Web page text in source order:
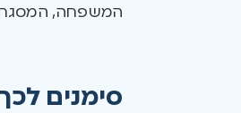
המשפחה, המסגרת
סימנים